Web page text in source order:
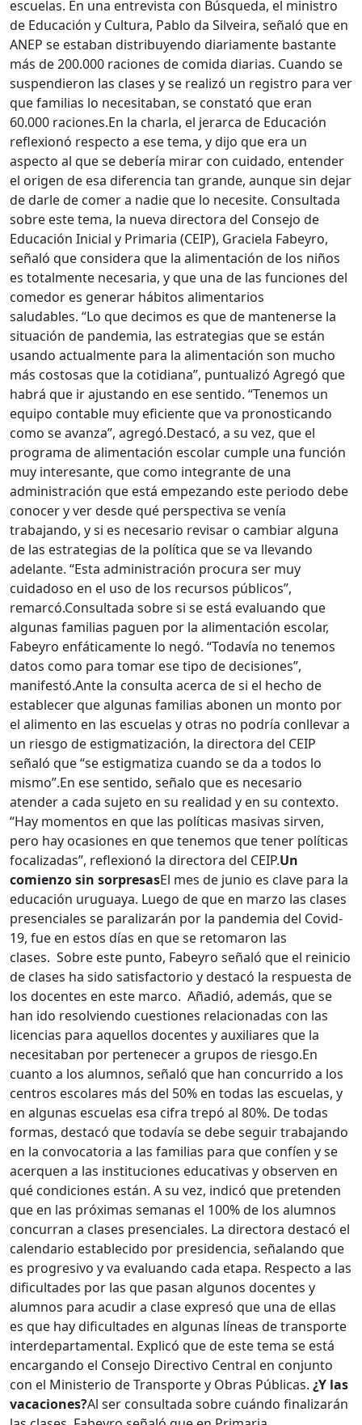
escuelas. En una entrevista con Búsqueda, el ministro
de Educación y Cultura, Pablo da Silveira, señaló que en
ANEP se estaban distribuyendo diariamente bastante
más de 200.000 raciones de comida diarias. Cuando se
suspendieron las clases y se realizó un registro para ver
que familias lo necesitaban, se constató que eran
60.000 raciones.En la charla, el jerarca de Educación
reflexionó respecto a ese tema, y dijo que era un
aspecto al que se debería mirar con cuidado, entender
el origen de esa diferencia tan grande, aunque sin dejar
de darle de comer a nadie que lo necesite. Consultada
sobre este tema, la nueva directora del Consejo de
Educación Inicial y Primaria (CEIP), Graciela Fabeyro,
señaló que considera que la alimentación de los niños
es totalmente necesaria, y que una de las funciones del
comedor es generar hábitos alimentarios
saludables. “Lo que decimos es que de mantenerse la
situación de pandemia, las estrategias que se están
usando actualmente para la alimentación son mucho
más costosas que la cotidiana”, puntualizó Agregó que
habrá que ir ajustando en ese sentido. “Tenemos un
equipo contable muy eficiente que va pronosticando
como se avanza”, agregó.Destacó, a su vez, que el
programa de alimentación escolar cumple una función
muy interesante, que como integrante de una
administración que está empezando este periodo debe
conocer y ver desde qué perspectiva se venía
trabajando, y si es necesario revisar o cambiar alguna
de las estrategias de la política que se va llevando
adelante. “Esta administración procura ser muy
cuidadoso en el uso de los recursos públicos”,
remarcó.Consultada sobre si se está evaluando que
algunas familias paguen por la alimentación escolar,
Fabeyro enfáticamente lo negó. “Todavía no tenemos
datos como para tomar ese tipo de decisiones”,
manifestó.Ante la consulta acerca de si el hecho de
establecer que algunas familias abonen un monto por
el alimento en las escuelas y otras no podría conllevar a
un riesgo de estigmatización, la directora del CEIP
señaló que “se estigmatiza cuando se da a todos lo
mismo”.En ese sentido, señalo que es necesario
atender a cada sujeto en su realidad y en su contexto.
“Hay momentos en que las políticas masivas sirven,
pero hay ocasiones en que tenemos que tener políticas
focalizadas”, reflexionó la directora del CEIP.Un
comienzo sin sorpresasEl mes de junio es clave para la
educación uruguaya. Luego de que en marzo las clases
presenciales se paralizarán por la pandemia del Covid-
19, fue en estos días en que se retomaron las
clases. Sobre este punto, Fabeyro señaló que el reinicio
de clases ha sido satisfactorio y destacó la respuesta de
los docentes en este marco. Añadió, además, que se
han ido resolviendo cuestiones relacionadas con las
licencias para aquellos docentes y auxiliares que la
necesitaban por pertenecer a grupos de riesgo.En
cuanto a los alumnos, señaló que han concurrido a los
centros escolares más del 50% en todas las escuelas, y
en algunas escuelas esa cifra trepó al 80%. De todas
formas, destacó que todavía se debe seguir trabajando
en la convocatoria a las familias para que confíen y se
acerquen a las instituciones educativas y observen en
qué condiciones están. A su vez, indicó que pretenden
que en las próximas semanas el 100% de los alumnos
concurran a clases presenciales. La directora destacó el
calendario establecido por presidencia, señalando que
es progresivo y va evaluando cada etapa. Respecto a las
dificultades por las que pasan algunos docentes y
alumnos para acudir a clase expresó que una de ellas
es que hay dificultades en algunas líneas de transporte
interdepartamental. Explicó que de este tema se está
encargando el Consejo Directivo Central en conjunto
con el Ministerio de Transporte y Obras Públicas. ¿Y las
vacaciones?Al ser consultada sobre cuándo finalizarán